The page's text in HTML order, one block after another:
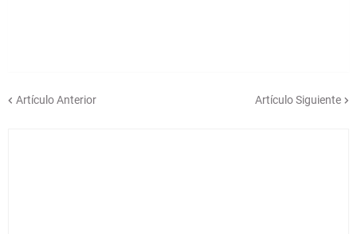
Artículo Anterior Artículo Siguiente